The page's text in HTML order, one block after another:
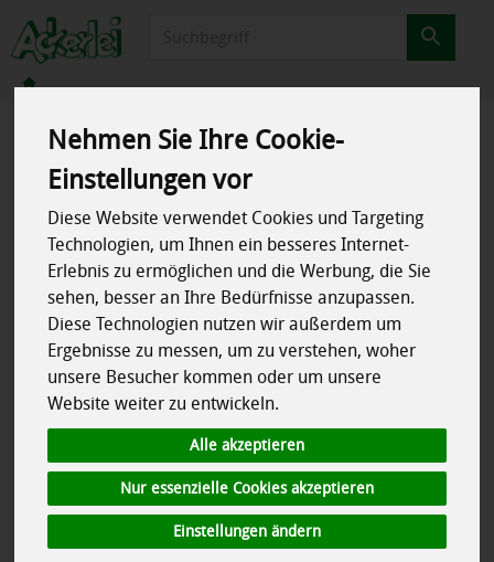
Nehmen Sie Ihre Cookie-
Einstellungen vor
Diese Website verwendet Cookies und Targeting
Technologien, um Ihnen ein besseres Internet-
Erlebnis zu ermöglichen und die Werbung, die Sie
sehen, besser an Ihre Bedürfnisse anzupassen.
Diese Technologien nutzen wir außerdem um
Ergebnisse zu messen, um zu verstehen, woher
unsere Besucher kommen oder um unsere
Website weiter zu entwickeln.
Alle akzeptieren
Nur essenzielle Cookies akzeptieren
Einstellungen ändern
Anmelden
Jetzt einloggen und das Einkaufserlebnis genießen. Deine
frischen Favoriten warten schon darauf, entdeckt zu werden!
Anmelden
angemeldet bleiben